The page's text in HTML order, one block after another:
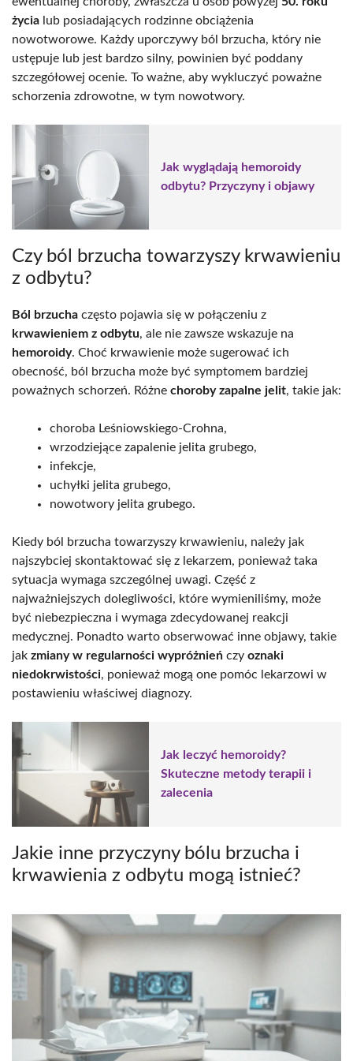
życia lub posiadających rodzinne obciążenia
nowotworowe. Każdy uporczywy ból brzucha, który nie
ustępuje lub jest bardzo silny, powinien być poddany
szczegółowej ocenie. To ważne, aby wykluczyć poważne
schorzenia zdrowotne, w tym nowotwory.
Jak wyglądają hemoroidy
odbytu? Przyczyny i objawy
Czy ból brzucha towarzyszy krwawieniu
z odbytu?
Ból brzucha często pojawia się w połączeniu z
krwawieniem z odbytu, ale nie zawsze wskazuje na
hemoroidy. Choć krwawienie może sugerować ich
obecność, ból brzucha może być symptomem bardziej
poważnych schorzeń. Różne choroby zapalne jelit, takie jak:
choroba Leśniowskiego-Crohna,
wrzodziejące zapalenie jelita grubego,
infekcje,
uchyłki jelita grubego,
nowotwory jelita grubego.
Kiedy ból brzucha towarzyszy krwawieniu, należy jak
najszybciej skontaktować się z lekarzem, ponieważ taka
sytuacja wymaga szczególnej uwagi. Część z
najważniejszych dolegliwości, które wymieniliśmy, może
być niebezpieczna i wymaga zdecydowanej reakcji
medycznej. Ponadto warto obserwować inne objawy, takie
jak zmiany w regularności wypróżnień czy oznaki
niedokrwistości, ponieważ mogą one pomóc lekarzowi w
postawieniu właściwej diagnozy.
Jak leczyć hemoroidy?
Skuteczne metody terapii i
zalecenia
Jakie inne przyczyny bólu brzucha i
krwawienia z odbytu mogą istnieć?